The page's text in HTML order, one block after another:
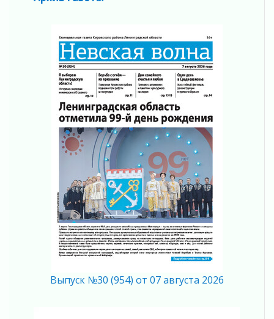
04 августа 2026
В Ленобласти растет потребление
мобильного трафика
04 августа 2026
Полумрак бьёт по карману
04 августа 2026
Вниманию автомобилистов!
04 августа 2026
Память, сталь и музыка
Регион готовится к выборам
04 августа 2026
Никакого принуждения, только письменное
согласие
04 августа 2026
Без риска для здоровья и кошелька
Важная информация
Выпуск №30 (954) от 07 августа 2026